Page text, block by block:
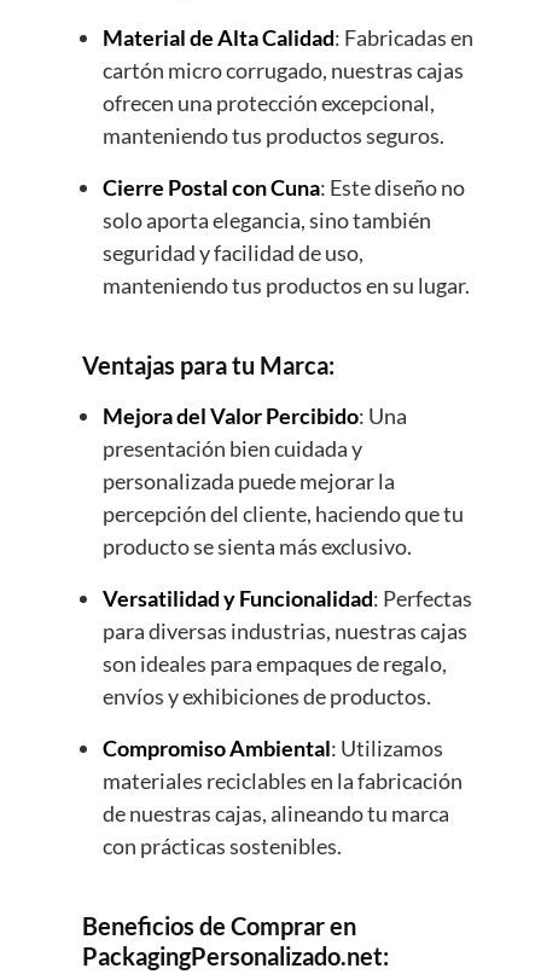
Material de Alta Calidad: Fabricadas en
cartón micro corrugado, nuestras cajas
ofrecen una protección excepcional,
manteniendo tus productos seguros.
Cierre Postal con Cuna: Este diseño no
solo aporta elegancia, sino también
seguridad y facilidad de uso,
manteniendo tus productos en su lugar.
Ventajas para tu Marca:
Mejora del Valor Percibido: Una
presentación bien cuidada y
personalizada puede mejorar la
percepción del cliente, haciendo que tu
producto se sienta más exclusivo.
Versatilidad y Funcionalidad: Perfectas
para diversas industrias, nuestras cajas
son ideales para empaques de regalo,
envíos y exhibiciones de productos.
Compromiso Ambiental: Utilizamos
materiales reciclables en la fabricación
de nuestras cajas, alineando tu marca
con prácticas sostenibles.
Beneficios de Comprar en
PackagingPersonalizado.net: